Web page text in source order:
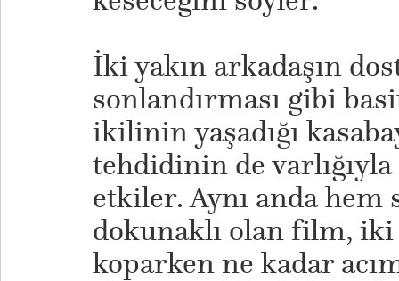
İki yakın arkadaşın
sonlandırması gibi
ikilinin yaşadığı
tehdidinin de
etkiler. Aynı anda
dokunaklı olan film, iki
koparken ne kadar